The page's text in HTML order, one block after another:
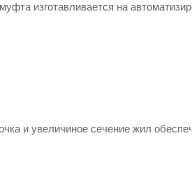
изготавливается на
и увеличиное сечение жил